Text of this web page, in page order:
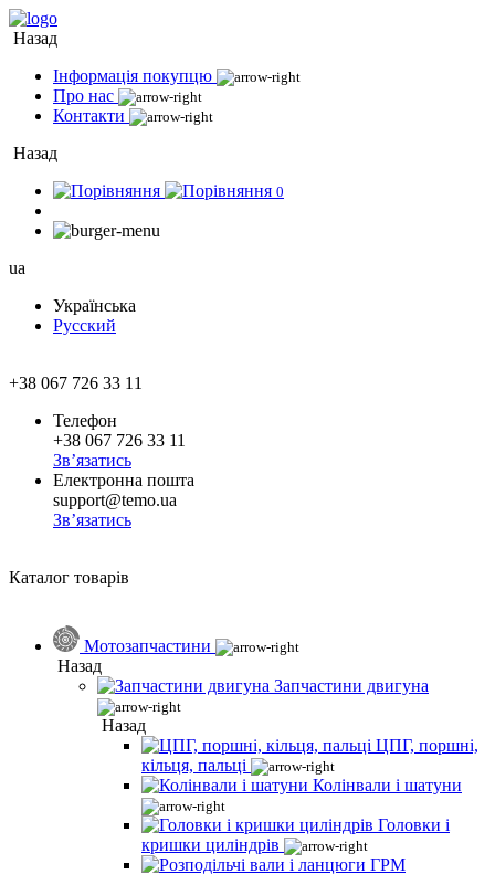
Назад
Інформація покупцю
Про нас
Контакти
Назад
0
ua
Українська
Русский
+38 067 726 33 11
Телефон
+38 067 726 33 11
Зв’язатись
Електронна пошта
support@temo.ua
Зв’язатись
Каталог товарів
Мотозапчастини
Назад
Запчастини двигуна
Назад
ЦПГ, поршні,
кільця, пальці
Колінвали і шатуни
Головки і
кришки циліндрів